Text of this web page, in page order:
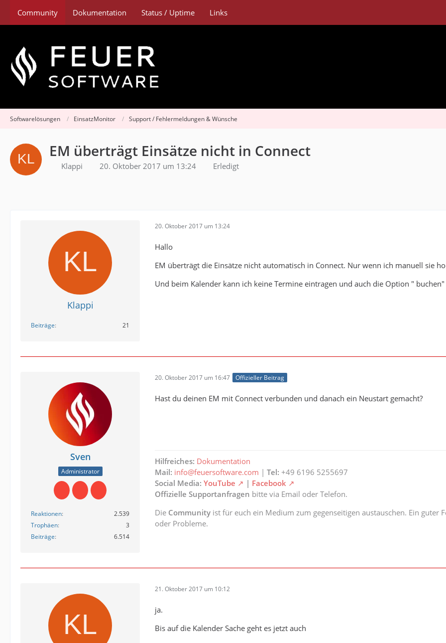
Community Dokumentation Status / Uptime Links
Softwarelösungen EinsatzMonitor Support / Fehlermeldungen & Wünsche
EM überträgt Einsätze nicht in Connect
Klappi 20. Oktober 2017 um 13:24 Erledigt
Klappi
Beiträge 21
20. Oktober 2017 um 13:24
Hallo
EM überträgt die Einsätze nicht automatisch in Connect. Nur wenn ich manuell sie
Und beim Kalender kann ich keine Termine eintragen und auch die Option "
Sven
Administrator
Reaktionen
2.539
Trophäen
3
Beiträge
6.514
20. Oktober 2017 um 16:47 Offizieller Beitrag
Hast du deinen EM mit Connect verbunden und danach ein Neustart gemacht?
Hilfreiches: Dokumentation
Mail: info@feuersoftware.com | Tel: +49 6196 5255697
Social Media: YouTube | Facebook
Offizielle Supportanfragen bitte via Email oder Telefon.
Die Community ist für euch ein Medium zum gegenseitigen austauschen. Ein guter
oder Probleme.
21. Oktober 2017 um 10:12
ja.
Bis auf die Kalender Sache geht es jetzt auch